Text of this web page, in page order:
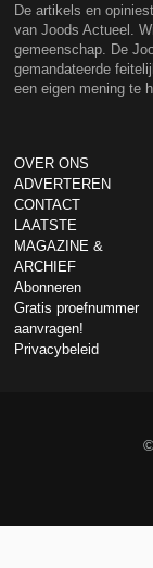
De artikels en
van Joods Actueel.
gemeenschap. De
gemandateerde
een eigen mening te
OVER ONS
ADVERTEREN
CONTACT
LAATSTE
MAGAZINE &
ARCHIEF
Abonneren
Gratis proefnummer
aanvragen!
Privacybeleid